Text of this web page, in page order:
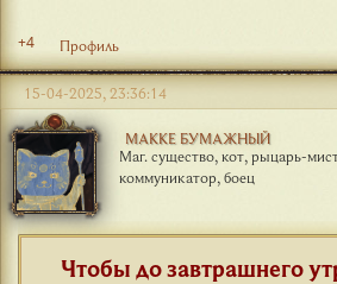
+4 Профиль
МАККЕ БУМАЖНЫЙ
Маг. существо, кот, рыцарь-
коммуникатор, боец
15-04-2025, 23:36:14
Чтобы до завтрашнего